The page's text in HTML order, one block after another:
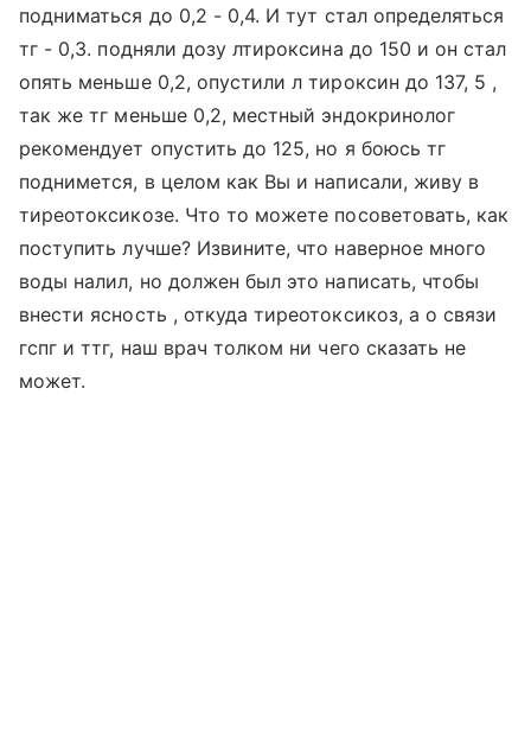
подниматься до 0,2 - 0,4. И тут стал определяться
тг - 0,3. подняли дозу лтироксина до 150 и он стал
опять меньше 0,2, опустили л тироксин до 137, 5 ,
так же тг меньше 0,2, местный эндокринолог
рекомендует опустить до 125, но я боюсь тг
поднимется, в целом как Вы и написали, живу в
тиреотоксикозе. Что то можете посоветовать, как
поступить лучше? Извините, что наверное много
воды налил, но должен был это написать, чтобы
внести ясность , откуда тиреотоксикоз, а о связи
гспг и ттг, наш врач толком ни чего сказать не
может.